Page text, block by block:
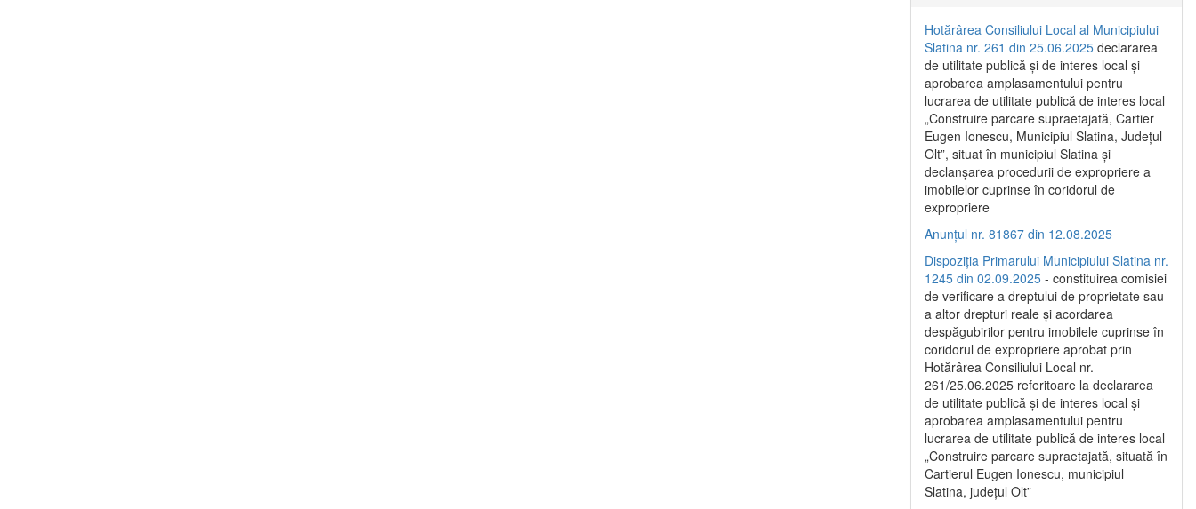
Hotărârea Consiliului Local al Municipiului
Slatina nr. 261 din 25.06.2025 declararea
de utilitate publică și de interes local și
aprobarea amplasamentului pentru
lucrarea de utilitate publică de interes local
„Construire parcare supraetajată, Cartier
Eugen Ionescu, Municipiul Slatina, Județul
Olt”, situat în municipiul Slatina și
declanșarea procedurii de expropriere a
imobilelor cuprinse în coridorul de
expropriere
Anunțul nr. 81867 din 12.08.2025
Dispoziția Primarului Municipiului Slatina nr.
1245 din 02.09.2025 - constituirea comisiei
de verificare a dreptului de proprietate sau
a altor drepturi reale și acordarea
despăgubirilor pentru imobilele cuprinse în
coridorul de expropriere aprobat prin
Hotărârea Consiliului Local nr.
261/25.06.2025 referitoare la declararea
de utilitate publică și de interes local și
aprobarea amplasamentului pentru
lucrarea de utilitate publică de interes local
„Construire parcare supraetajată, situată în
Cartierul Eugen Ionescu, municipiul
Slatina, județul Olt”